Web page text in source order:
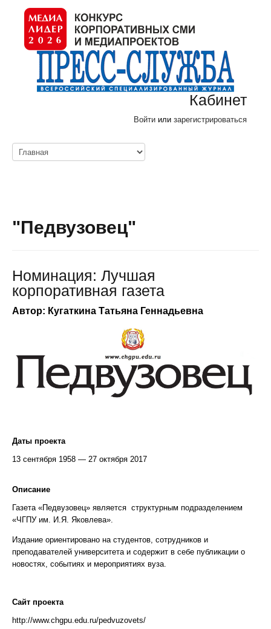
Кабинет
Войти или зарегистрироваться
"Педвузовец"
Номинация: Лучшая
корпоративная газета
Автор: Кугаткина Татьяна Геннадьевна
Даты проекта
13 сентября 1958 — 27 октября 2017
Описание
Газета «Педвузовец» является структурным подразделением
«ЧГПУ им. И.Я. Яковлева».
Издание ориентировано на студентов, сотрудников и
преподавателей университета и содержит в себе публикации о
новостях, событиях и мероприятиях вуза.
Сайт проекта
http://www.chgpu.edu.ru/pedvuzovets/